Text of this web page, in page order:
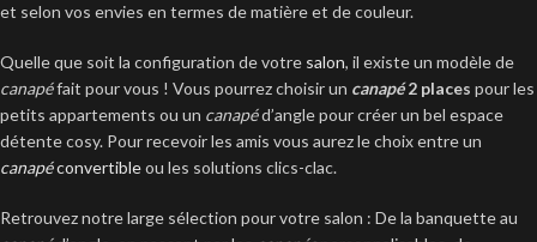
et selon vos envies en termes de matière et de couleur.
Quelle que soit la configuration de votre salon, il existe un modèle de
canapéfait pour vous ! Vous pourrez choisir un canapé2 places pour les
petits appartements ou un canapéd’angle pour créer un bel espace
détente cosy. Pour recevoir les amis vous aurez le choix entre un
canapéconvertibleou les solutions clics-clac.
Retrouvez notre large sélection pour votre salon : De la banquette au